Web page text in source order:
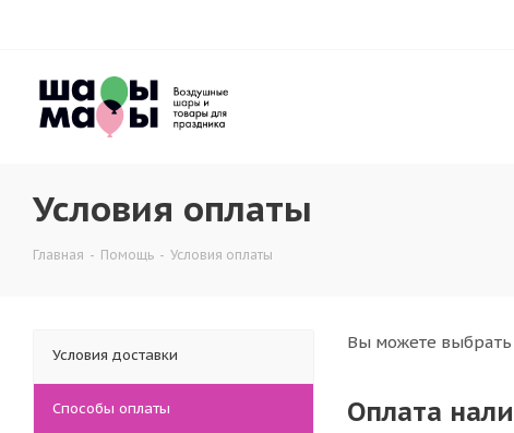
Условия оплаты
Главная - Помощь - Условия оплаты
Вы можете выбрать
Оплата
Условия доставки
Способы оплаты